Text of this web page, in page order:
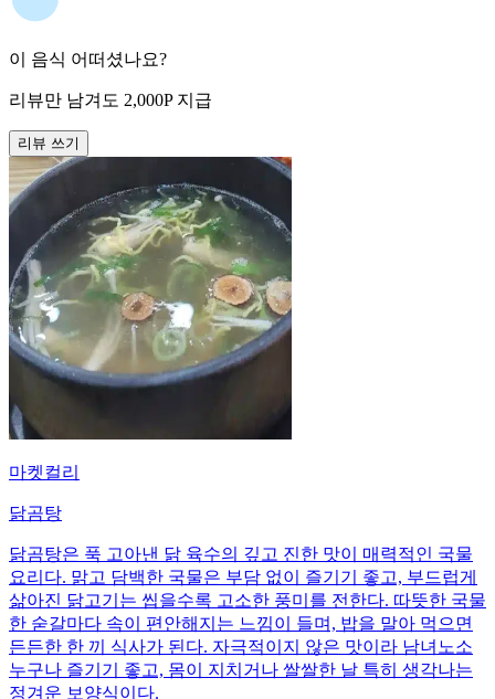
이 음식 어떠셨나요?
리뷰만 남겨도 2,000P 지급
리뷰 쓰기
마켓컬리
닭곰탕
닭곰탕은 푹 고아낸 닭 육수의 깊고 진한 맛이 매력적인 국물
요리다. 맑고 담백한 국물은 부담 없이 즐기기 좋고, 부드럽게
삶아진 닭고기는 씹을수록 고소한 풍미를 전한다. 따뜻한 국물
한 숟갈마다 속이 편안해지는 느낌이 들며, 밥을 말아 먹으면
든든한 한 끼 식사가 된다. 자극적이지 않은 맛이라 남녀노소
누구나 즐기기 좋고, 몸이 지치거나 쌀쌀한 날 특히 생각나는
정겨운 보양식이다.